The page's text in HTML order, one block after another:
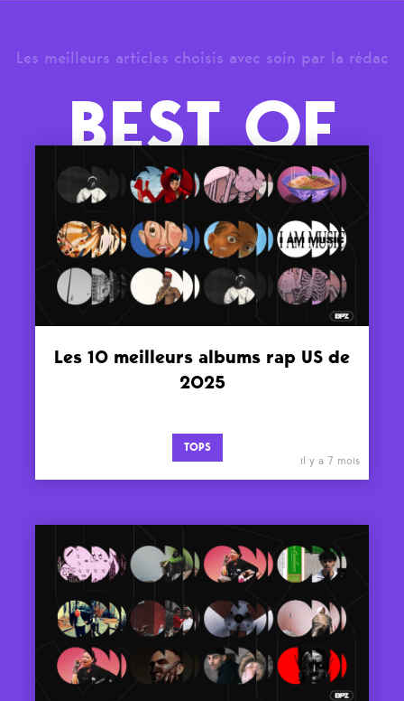
Les meilleurs articles choisis avec soin par la rédac
BEST OF
Les 10 meilleurs albums rap US de
2025
TOPS
il y a 7 mois